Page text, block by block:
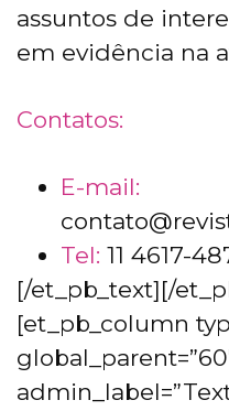
assuntos de
em evidência na
Contatos:
E-mail:
Tel: 11 4617-
[/et_pb_text][/
[et_pb_column